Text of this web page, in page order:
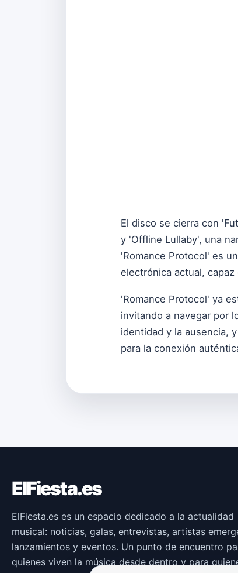
El disco se cierra con
y 'Offline Lullaby', una
'Romance Protocol' es
electrónica actual,
'Romance Protocol' ya
invitando a navegar por
identidad y la ausencia,
para la conexión
ElFiesta.es
ElFiesta.es es un espacio dedicado a la actualidad
musical: noticias, galas, entrevistas, artistas
lanzamientos y eventos. Un punto de encuentro
quienes viven la música desde dentro y para